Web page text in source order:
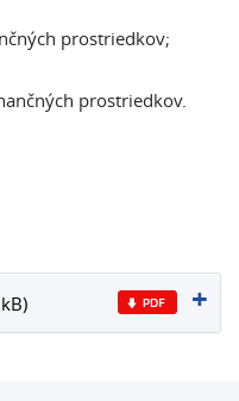
prostriedkov;
prostriedkov.